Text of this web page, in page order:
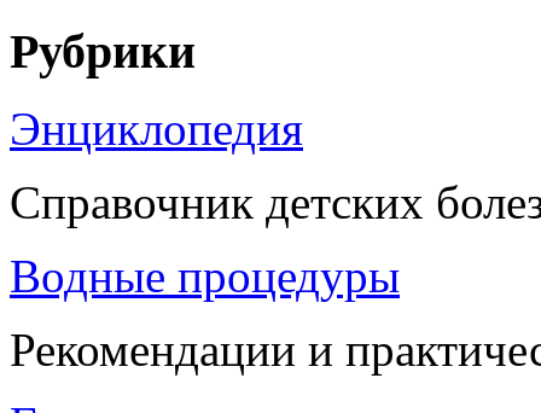
Рубрики
Энциклопедия
Справочник детских
Водные процедуры
Рекомендации и